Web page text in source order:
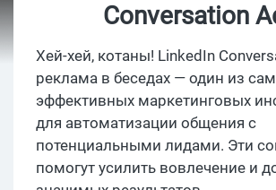
Conversation
Хей-хей, котаны! LinkedIn
реклама в беседах — один из
эффективных маркетинговых
для автоматизации общения с
потенциальными лидами. Эти
помогут усилить вовлечение и